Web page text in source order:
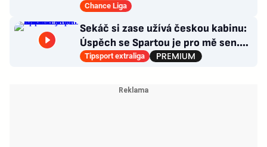
kabině bouřka
Chance Liga
Sekáč si zase užívá českou kabinu:
Úspěch se Spartou je pro mě sen.
Divoká léta ho stála NHL
Tipsport extraliga